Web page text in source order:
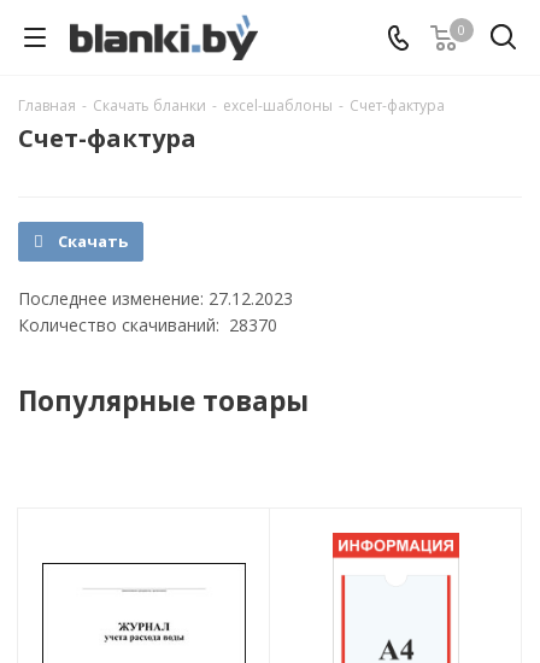
0
Главная - Скачать бланки - excel-шаблоны - Счет-фактура
Счет-фактура
Скачать
Последнее изменение: 27.12.2023
Количество скачиваний: 28370
Популярные товары